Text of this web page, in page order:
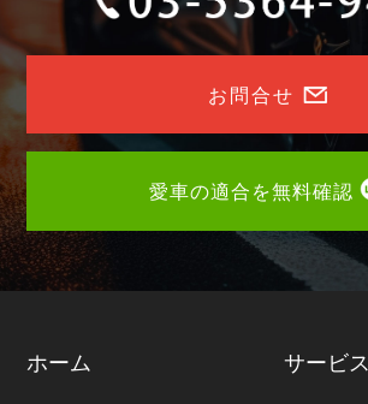
お問合せ
愛車の適合を無料確認
ホーム サービス